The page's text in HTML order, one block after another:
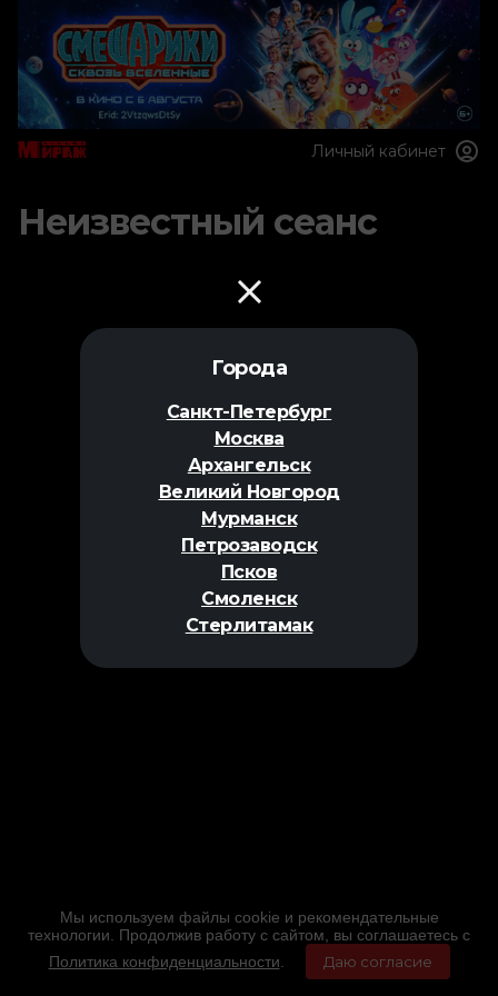
Города
Санкт-Петербург
Москва
Архангельск
Великий Новгород
Мурманск
Петрозаводск
Псков
Смоленск
Стерлитамак
Личный кабинет
Неизвестный сеанс
Мы используем файлы cookie и рекомендательные
технологии. Продолжив работу с сайтом, вы соглашаетесь с
Политика конфиденциальности
Даю согласие